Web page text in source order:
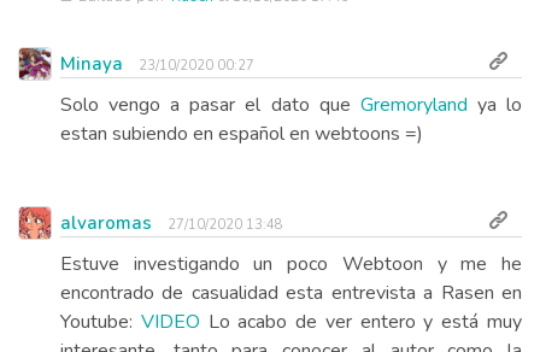
Minaya 23/10/2020 00:27
Solo vengo a pasar el dato que Gremoryland ya lo
estan subiendo en español en webtoons =)
alvaromas 27/10/2020 13:48
Estuve investigando un poco Webtoon y me he
encontrado de casualidad esta entrevista a Rasen en
Youtube: VIDEO Lo acabo de ver entero y está muy